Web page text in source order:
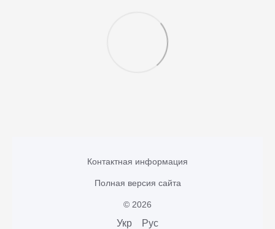
Контактная информация
Полная версия сайта
© 2026
Укр Рус